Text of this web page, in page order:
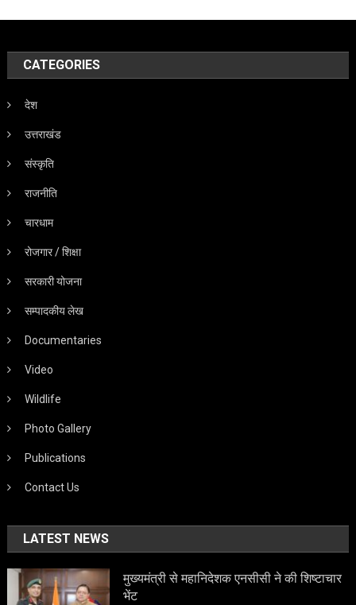
CATEGORIES
देश
उत्तराखंड
संस्कृति
राजनीति
चारधाम
रोजगार / शिक्षा
सरकारी योजना
सम्पादकीय लेख
Documentaries
Video
Wildlife
Photo Gallery
Publications
Contact Us
LATEST NEWS
मुख्यमंत्री से महानिदेशक एनसीसी ने की शिष्टाचार
भेंट